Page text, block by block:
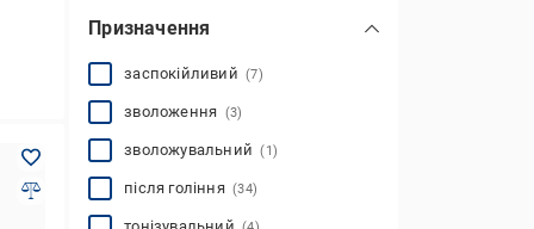
Призначення
заспокійливий(7)
зволоження (3)
зволожувальний(1)
після гоління(34)